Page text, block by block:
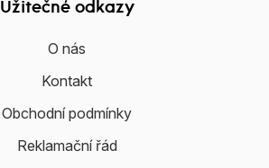
Užitečné odkazy
O nás
Kontakt
Obchodní podmínky
Reklamační řád